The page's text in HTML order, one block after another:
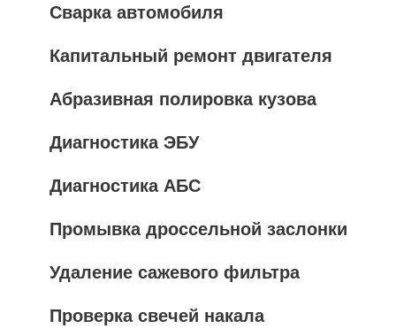
Сварка автомобиля
Капитальный ремонт двигателя
Абразивная полировка кузова
Диагностика ЭБУ
Диагностика АБС
Промывка дроссельной заслонки
Удаление сажевого фильтра
Проверка свечей накала